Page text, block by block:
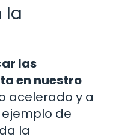
la
las
en nuestro
acelerado y a
de
la